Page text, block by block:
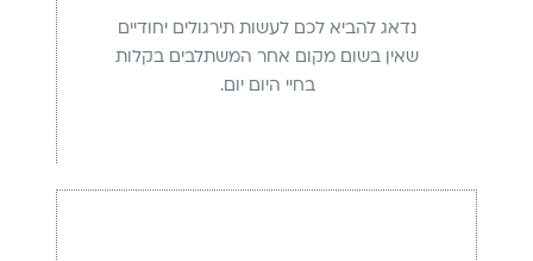
נדאג להביא לכם לעשות תירגולים יחודיים
שאין בשום מקום אחר המשתלבים בקלות
בחיי היום יום.